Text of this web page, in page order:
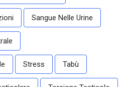
Sangue Nelle Urine
Stress Tabù